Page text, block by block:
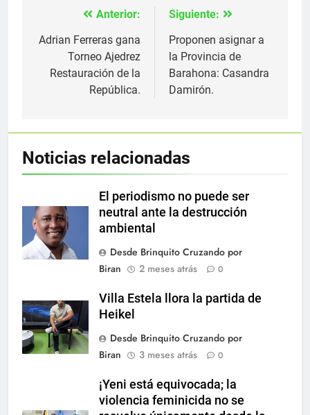
Navegación
de
entradas
Anterior:
Adrian Ferreras gana
Torneo Ajedrez
Restauración de la
República.
Siguiente:
Proponen asignar a
la Provincia de
Barahona: Casandra
Damirón.
Noticias relacionadas
El periodismo no puede ser
neutral ante la destrucción
ambiental
Desde Brinquito Cruzando por
Biran
2 meses atrás 0
Villa Estela llora la partida de
Heikel
Desde Brinquito Cruzando por
Biran
3 meses atrás 0
¡Yeni está equivocada; la
violencia feminicida no se